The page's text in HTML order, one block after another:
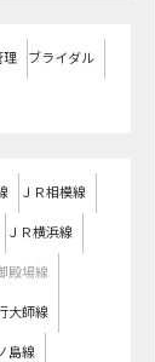
理 ブライダル
ＪＲ相模線
ＪＲ横浜線
殿場線
大師線
島線